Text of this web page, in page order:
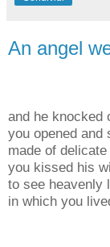
An angel
and he knocked
you opened and
made of
you kissed his
to see heavenly
in which you